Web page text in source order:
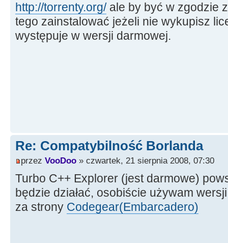
http://torrenty.org/ale by być w zgodzie
tego zainstalować jeżeli nie wykupisz
występuje w wersji darmowej.
Re: Compatybilność Borlanda
przez VooDoo » czwartek, 21 sierpnia 2008, 07:30
Turbo C++ Explorer (jest darmowe)
będzie działać, osobiście używam
za strony Codegear(Embarcadero)